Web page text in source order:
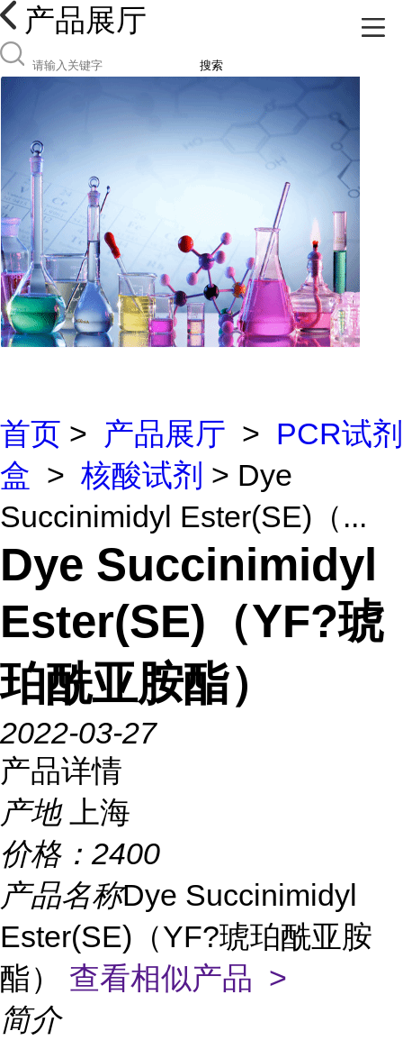
产品展厅
搜索
首页 > 产品展厅 > PCR试剂
盒 > 核酸试剂 > Dye
Succinimidyl Ester(SE)（...
Dye Succinimidyl
Ester(SE)（YF?琥
珀酰亚胺酯）
2022-03-27
产品详情
产地
上海
价格： 2400
产品名称Dye Succinimidyl
Ester(SE)（YF?琥珀酰亚胺
酯） 查看相似产品 >
简介